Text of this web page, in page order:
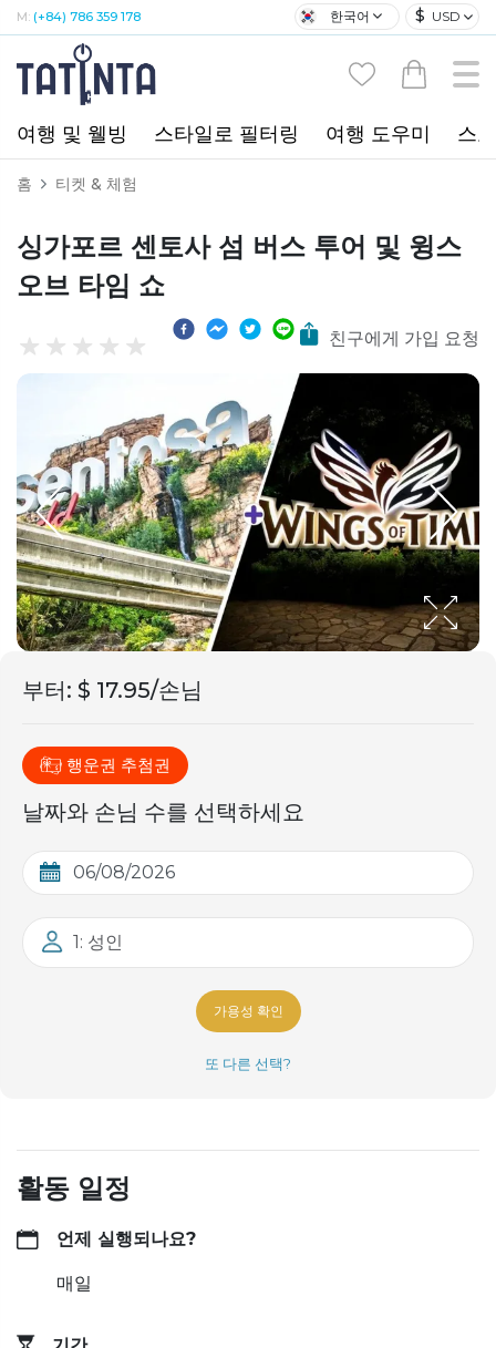
M: (+84) 786 359 178 한국어 $ USD
여행 및 웰빙 스타일로 필터링 여행 도우미 스
홈 티켓 & 체험
싱가포르 센토사 섬 버스 투어 및 윙스
오브 타임 쇼
친구에게 가입 요청
부터: $ 17.95/손님
행운권 추첨권
날짜와 손님 수를 선택하세요
1: 성인
가용성 확인
또 다른 선택?
활동 일정
언제 실행되나요?
매일